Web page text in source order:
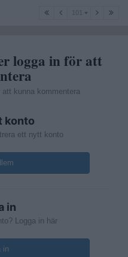
101
logga in för att
kunna kommentera
konto
ett nytt konto
in
Logga in här
in